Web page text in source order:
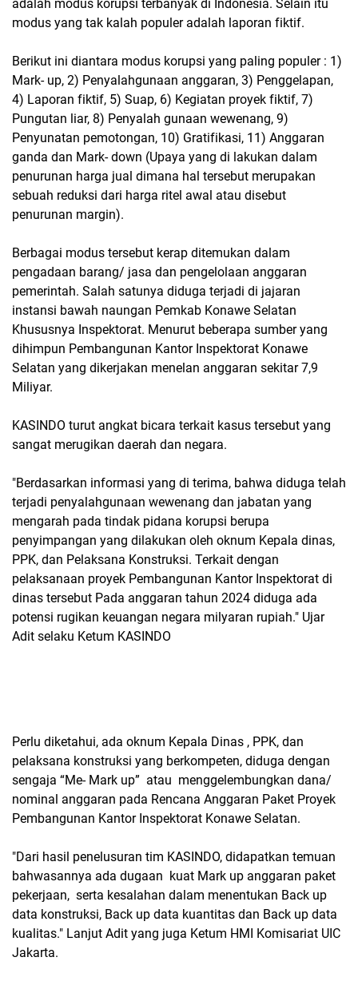
adalah modus korupsi terbanyak di Indonesia. Selain itu
modus yang tak kalah populer adalah laporan fiktif.
Berikut ini diantara modus korupsi yang paling populer : 1)
Mark- up, 2) Penyalahgunaan anggaran, 3) Penggelapan,
4) Laporan fiktif, 5) Suap, 6) Kegiatan proyek fiktif, 7)
Pungutan liar, 8) Penyalah gunaan wewenang, 9)
Penyunatan pemotongan, 10) Gratifikasi, 11) Anggaran
ganda dan Mark- down (Upaya yang di lakukan dalam
penurunan harga jual dimana hal tersebut merupakan
sebuah reduksi dari harga ritel awal atau disebut
penurunan margin).
Berbagai modus tersebut kerap ditemukan dalam
pengadaan barang/ jasa dan pengelolaan anggaran
pemerintah. Salah satunya diduga terjadi di jajaran
instansi bawah naungan Pemkab Konawe Selatan
Khususnya Inspektorat. Menurut beberapa sumber yang
dihimpun Pembangunan Kantor Inspektorat Konawe
Selatan yang dikerjakan menelan anggaran sekitar 7,9
Miliyar.
KASINDO turut angkat bicara terkait kasus tersebut yang
sangat merugikan daerah dan negara.
"Berdasarkan informasi yang di terima, bahwa diduga telah
terjadi penyalahgunaan wewenang dan jabatan yang
mengarah pada tindak pidana korupsi berupa
penyimpangan yang dilakukan oleh oknum Kepala dinas,
PPK, dan Pelaksana Konstruksi. Terkait dengan
pelaksanaan proyek Pembangunan Kantor Inspektorat di
dinas tersebut Pada anggaran tahun 2024 diduga ada
potensi rugikan keuangan negara milyaran rupiah." Ujar
Adit selaku Ketum KASINDO
Perlu diketahui, ada oknum Kepala Dinas , PPK, dan
pelaksana konstruksi yang berkompeten, diduga dengan
sengaja “Me- Mark up” atau menggelembungkan dana/
nominal anggaran pada Rencana Anggaran Paket Proyek
Pembangunan Kantor Inspektorat Konawe Selatan.
"Dari hasil penelusuran tim KASINDO, didapatkan temuan
bahwasannya ada dugaan kuat Mark up anggaran paket
pekerjaan, serta kesalahan dalam menentukan Back up
data konstruksi, Back up data kuantitas dan Back up data
kualitas." Lanjut Adit yang juga Ketum HMI Komisariat UIC
Jakarta.